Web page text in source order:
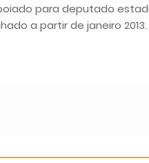
para deputado
a partir de janeiro 2013.